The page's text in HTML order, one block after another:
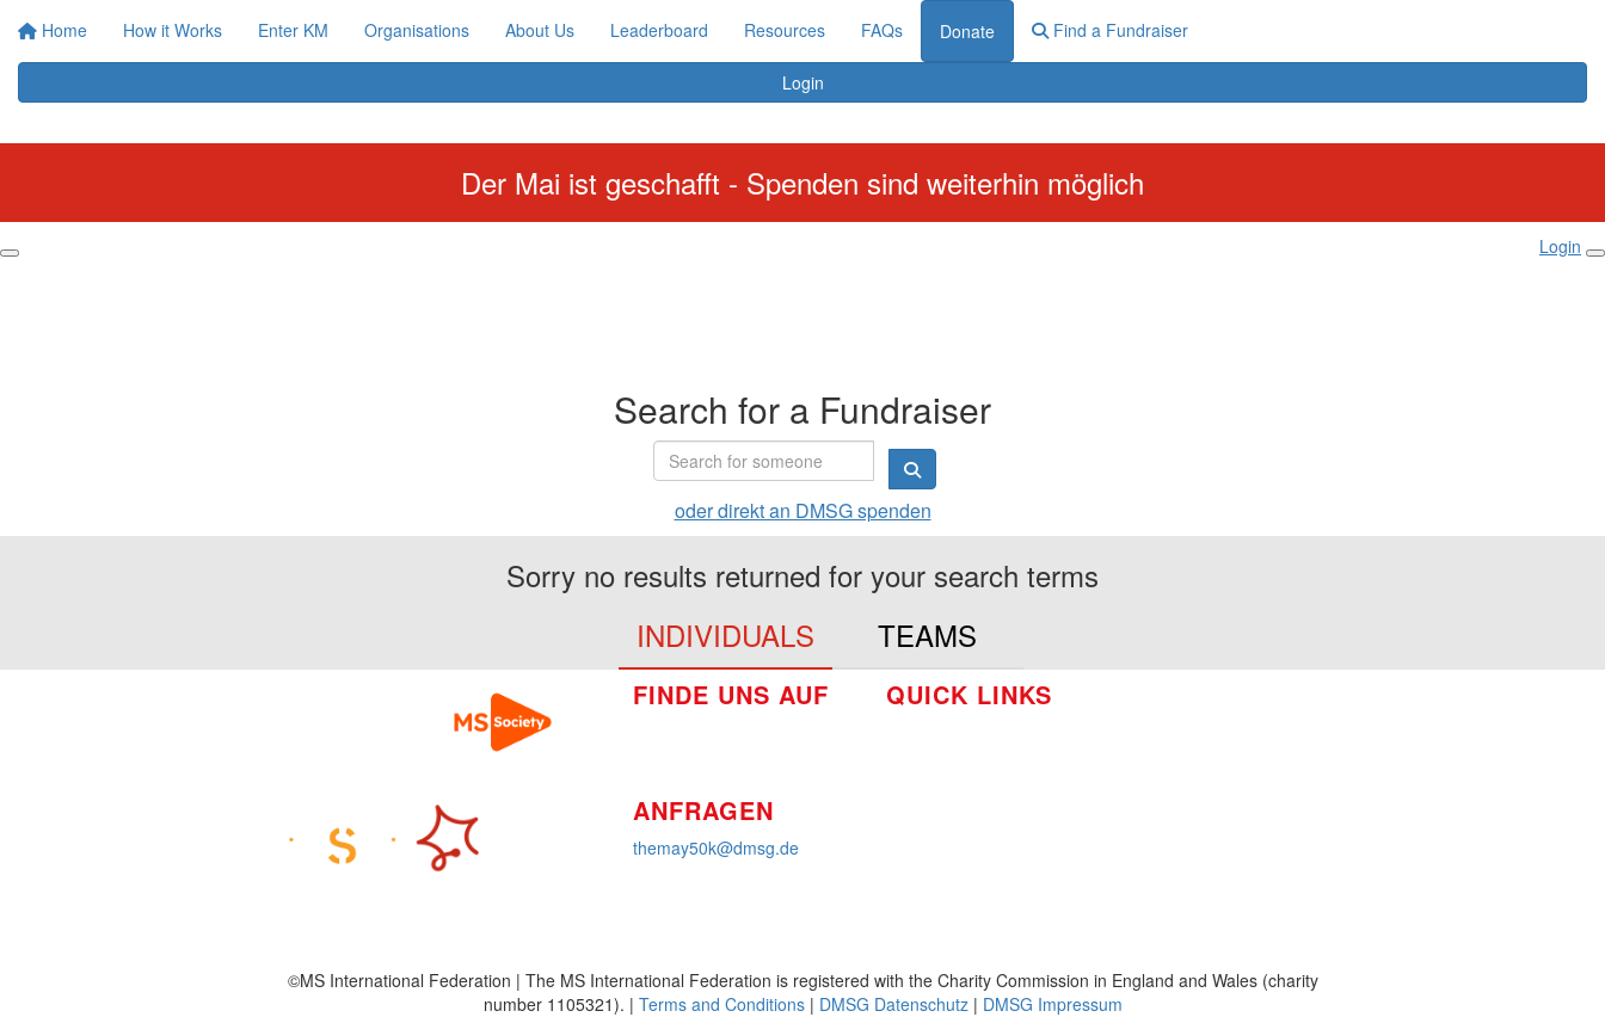
Home How it Works Enter KM Organisations About Us Leaderboard Resources FAQs Donate Find a Fundraiser
Login
Der Mai ist geschafft - Spenden sind weiterhin möglich
Login
Search for a Fundraiser
oder direkt an DMSG spenden
Sorry no results returned for your search terms
INDIVIDUALS
TEAMS
FINDE UNS AUF
ANFRAGEN
themay50k@dmsg.de
QUICK LINKS
©MS International Federation | The MS International Federation is registered with the Charity Commission in England and Wales (charity
number 1105321). | Terms and Conditions| DMSG Datenschutz| DMSG Impressum